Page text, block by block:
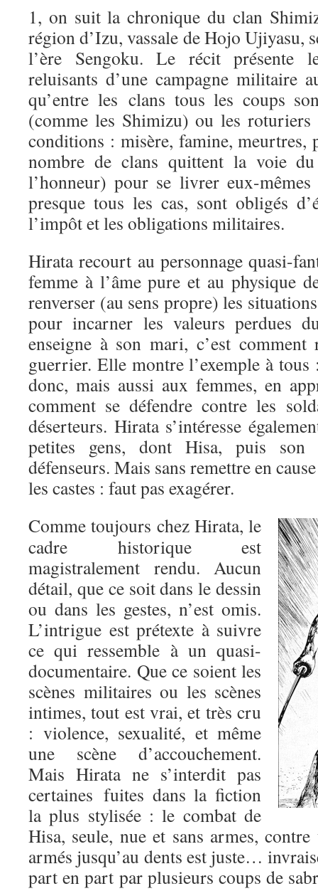
1, on suit la chronique du clan
région d’Izu, vassale de Hojo Ujiyasu,
l’ère Sengoku. Le récit présente
reluisants d’une campagne militaire
qu’entre les clans tous les coups
(comme les Shimizu) ou les
conditions : misère, famine, meurtres,
nombre de clans quittent la voie
l’honneur) pour se livrer eux-
presque tous les cas, sont obligés
l’impôt et les obligations militaires.
Hirata recourt au personnage quasi-
femme à l’âme pure et au physique
renverser (au sens propre) les
pour incarner les valeurs perdues
enseigne à son mari, c’est
guerrier. Elle montre l’exemple à
donc, mais aussi aux femmes, en
comment se défendre contre les
déserteurs. Hirata s’intéresse
petites gens, dont Hisa, puis son
défenseurs. Mais sans remettre en
les castes : faut pas exagérer.
Comme toujours chez Hirata, le
cadre historique est
magistralement rendu. Aucun
détail, que ce soit dans le dessin
ou dans les gestes, n’est omis.
L’intrigue est prétexte à suivre
ce qui ressemble à un quasi-
documentaire. Que ce soient les
scènes militaires ou les scènes
intimes, tout est vrai, et très cru
: violence, sexualité, et même
une scène d’accouchement.
Mais Hirata ne s’interdit pas
certaines fuites dans la fiction
la plus stylisée : le combat de
Hisa, seule, nue et sans armes,
armés jusqu’au dents est juste…
part en part par plusieurs coups de